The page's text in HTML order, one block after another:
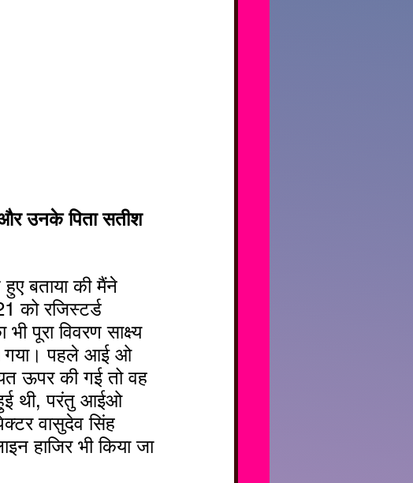
और उनके पिता सतीश
बताया की मैंने
को रजिस्टर्ड
पूरा विवरण साक्ष्य
गया। पहले आई ओ
ऊपर की गई तो वह
थी, परंतु आईओ
वासुदेव सिंह
हाजिर भी किया जा